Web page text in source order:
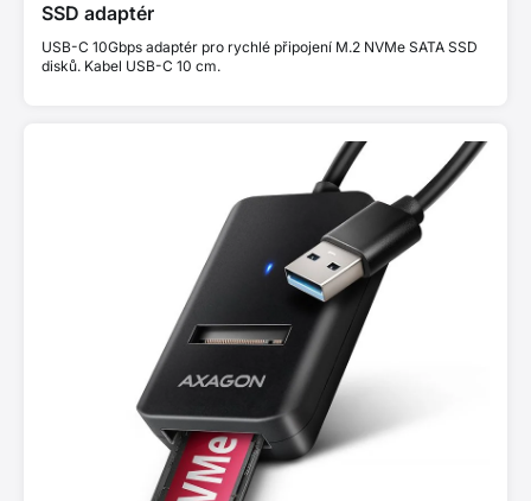
SSD adaptér
USB-C 10Gbps adaptér pro rychlé připojení M.2 NVMe SATA SSD
disků. Kabel USB-C 10 cm.